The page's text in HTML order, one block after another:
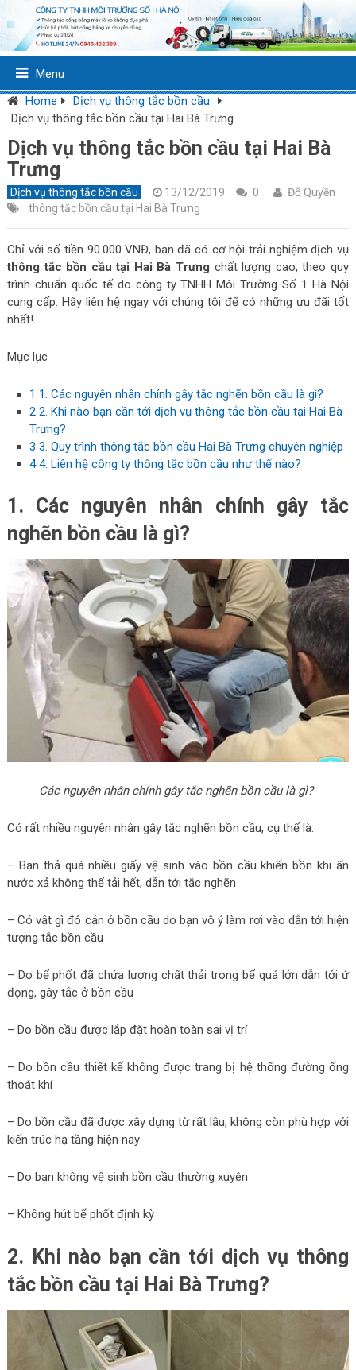
Menu
Home
Dịch vụ thông tắc bồn cầu
Dịch vụ thông tắc bồn cầu tại Hai Bà Trưng
Dịch vụ thông tắc bồn cầu tại Hai Bà
Trưng
Dịch vụ thông tắc bồn cầu 13/12/2019 0
Đỗ Quyền
thông tắc bồn cầu tại Hai Bà Trưng
Chỉ với số tiền 90.000 VNĐ, bạn đã có cơ hội trải nghiệm dịch vụ
thông tắc bồn cầu tại Hai Bà Trưng chất lượng cao, theo quy
trình chuẩn quốc tế do công ty TNHH Môi Trường Số 1 Hà Nội
cung cấp. Hãy liên hệ ngay với chúng tôi để có những ưu đãi tốt
nhất!
Mục lục
1 1. Các nguyên nhân chính gây tắc nghẽn bồn cầu là gì?
2 2. Khi nào bạn cần tới dịch vụ thông tắc bồn cầu tại Hai Bà
Trưng?
3 3. Quy trình thông tắc bồn cầu Hai Bà Trưng chuyên nghiệp
44. Liên hệ công ty thông tắc bồn cầu như thế nào?
1. Các nguyên nhân chính gây tắc
nghẽn bồn cầu là gì?
Các nguyên nhân chính gây tắc nghẽn bồn cầu là gì?
Có rất nhiều nguyên nhân gây tắc nghẽn bồn cầu, cụ thể là:
– Bạn thả quá nhiều giấy vệ sinh vào bồn cầu khiến bồn khi ấn
nước xả không thể tải hết, dẫn tới tắc nghẽn
– Có vật gì đó cản ở bồn cầu do bạn vô ý làm rơi vào dẫn tới hiện
tượng tắc bồn cầu
– Do bể phốt đã chứa lượng chất thải trong bể quá lớn dẫn tới ứ
đọng, gây tắc ở bồn cầu
– Do bồn cầu được lắp đặt hoàn toàn sai vị trí
– Do bồn cầu thiết kế không được trang bị hệ thống đường ống
thoát khí
– Do bồn cầu đã được xây dựng từ rất lâu, không còn phù hợp với
kiến trúc hạ tầng hiện nay
– Do bạn không vệ sinh bồn cầu thường xuyên
– Không hút bể phốt định kỳ
2. Khi nào bạn cần tới dịch vụ thông
tắc bồn cầu tại Hai Bà Trưng?